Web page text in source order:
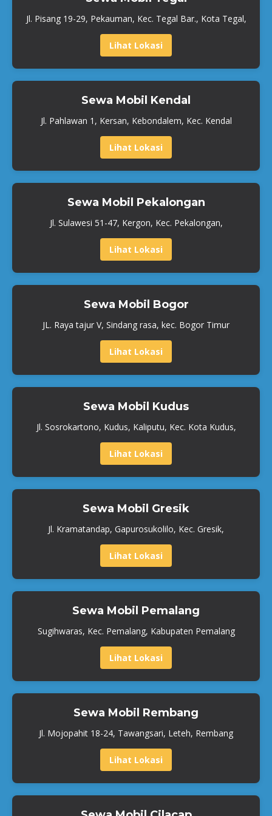
Jl. Pisang 19-29, Pekauman, Kec. Tegal Bar., Kota Tegal,
Lihat Lokasi
Sewa Mobil Kendal
Jl. Pahlawan 1, Kersan, Kebondalem, Kec. Kendal
Lihat Lokasi
Sewa Mobil Pekalongan
Jl. Sulawesi 51-47, Kergon, Kec. Pekalongan,
Lihat Lokasi
Sewa Mobil Bogor
JL. Raya tajur V, Sindang rasa, kec. Bogor Timur
Lihat Lokasi
Sewa Mobil Kudus
Jl. Sosrokartono, Kudus, Kaliputu, Kec. Kota Kudus,
Lihat Lokasi
Sewa Mobil Gresik
Jl. Kramatandap, Gapurosukolilo, Kec. Gresik,
Lihat Lokasi
Sewa Mobil Pemalang
Sugihwaras, Kec. Pemalang, Kabupaten Pemalang
Lihat Lokasi
Sewa Mobil Rembang
Jl. Mojopahit 18-24, Tawangsari, Leteh, Rembang
Lihat Lokasi